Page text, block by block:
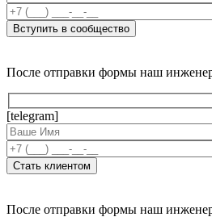
После отправки формы наш
[telegram]
После отправки формы наш